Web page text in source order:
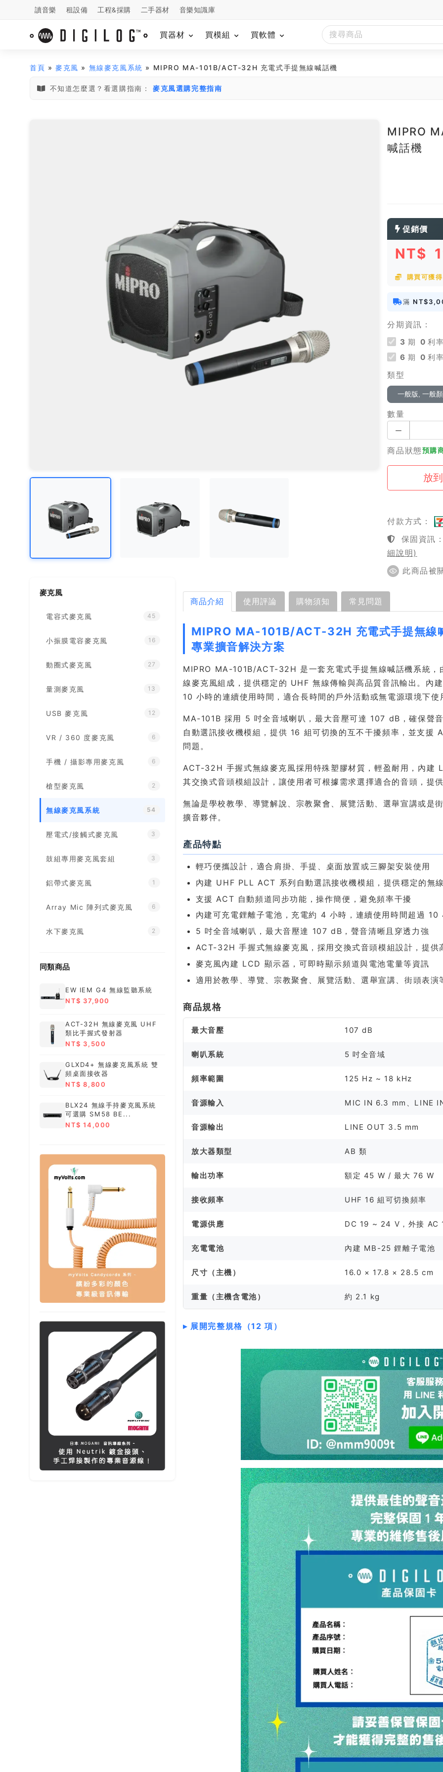
讀音樂 租設備 工程&採購 二手器材 音樂知識庫
買器材 買模組 買軟體
首頁 »麥克風 » 無線麥克風系統 » MIPRO MA-101B/ACT-32H 充電式手提無線喊話機
不知道怎麼選？看選購指南： 麥克風選購完整指南
MIPRO
喊話機
促銷價
NT$
購買可獲
滿
分期資訊：
3 期 0 利
6 期 0 利
類型
一般版, 一般
數量
商品狀態預購
付款方式：
保固資訊
細說明)
此商品被
麥克風
電容式麥克風 45
小振膜電容麥克風 16
動圈式麥克風 27
量測麥克風 13
USB 麥克風 12
VR / 360 度麥克風 6
手機 / 攝影專用麥克風 6
槍型麥克風 2
無線麥克風系統 54
壓電式/接觸式麥克風 3
鼓組專用麥克風套組 3
鋁帶式麥克風 1
Array Mic 陣列式麥克風 6
水下麥克風 2
同類商品
EW IEM G4 無線監聽系統
NT$ 37,900
ACT-32H 無線麥克風 UHF
類比手握式發射器
NT$ 3,500
GLXD4+ 無線麥克風系統 雙
頻桌面接收器
NT$ 8,800
BLX24 無線手持麥克風系統
可選購 SM58 BE...
NT$ 14,000
商品介紹 使用評論 購物須知 常見問題
MIPRO MA-101B/ACT-32H 充電式手提無線
專業擴音解決方案
MIPRO MA-101B/ACT-32H 是一套充電式手提無線喊話機系統
線麥克風組成，提供穩定的 UHF 無線傳輸與高品質音訊輸出。內
10 小時的連續使用時間，適合長時間的戶外活動或無電源環境下使
MA-101B 採用 5 吋全音域喇叭，最大音壓可達 107 dB，確保聲
自動選訊接收機模組，提供 16 組可切換的互不干擾頻率，並支援
問題。
ACT-32H 手握式無線麥克風採用特殊塑膠材質，輕盈耐用，內建
其交換式音頭模組設計，讓使用者可根據需求選擇適合的音頭，提
無論是學校教學、導覽解說、宗教聚會、展覽活動、選舉宣講或
擴音夥伴。
產品特點
輕巧便攜設計，適合肩掛、手提、桌面放置或三腳架安裝使用
內建 UHF PLL ACT 系列自動選訊接收機模組，提供穩定的無
支援 ACT 自動頻道同步功能，操作簡便，避免頻率干擾
內建可充電鋰離子電池，充電約 4 小時，連續使用時間超過 10
5 吋全音域喇叭，最大音壓達 107 dB，聲音清晰且穿透力強
ACT-32H 手握式無線麥克風，採用交換式音頭模組設計，提供
麥克風內建 LCD 顯示器，可即時顯示頻道與電池電量等資訊
適用於教學、導覽、宗教聚會、展覽活動、選舉宣講、街頭表演
商品規格
最大音壓 107 dB
喇叭系統 5 吋全音域
頻率範圍 125 Hz ~ 18 kHz
音源輸入 MIC IN 6.3 mm、LINE
音源輸出 LINE OUT 3.5 mm
放大器類型 AB 類
輸出功率 額定 45 W / 最大 76 W
接收頻率 UHF 16 組可切換頻率
電源供應 DC 19 ~ 24 V，外接
充電電池 內建 MB-25 鋰離子電池
尺寸（主機） 16.0 × 17.8 × 28.5 cm
重量（主機含電池） 約 2.1 kg
展開完整規格（12 項）